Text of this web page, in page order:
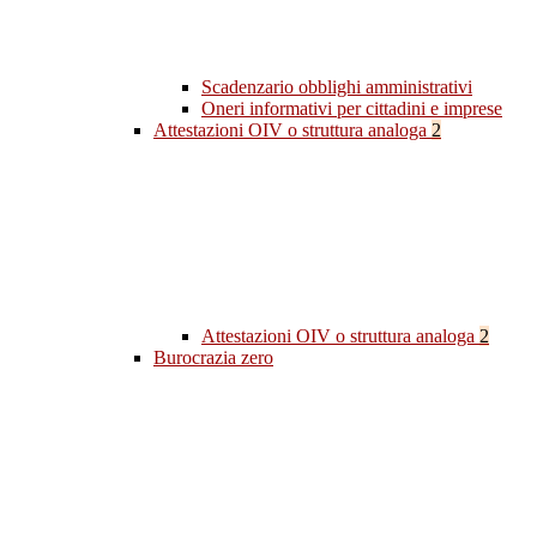
Scadenzario obblighi amministrativi
Oneri informativi per cittadini e imprese
Attestazioni OIV o struttura analoga 2
Attestazioni OIV o struttura analoga 2
Burocrazia zero